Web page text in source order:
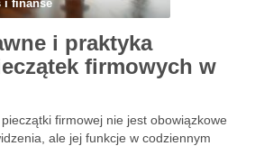
i finanse
i praktyka
firmowych w
firmowej nie jest obowiązkowe
ale jej funkcje w codziennym